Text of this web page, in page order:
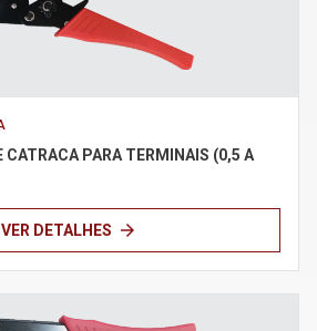
PARA TERMINAIS (0,5 A
VER DETALHES arrow_forward